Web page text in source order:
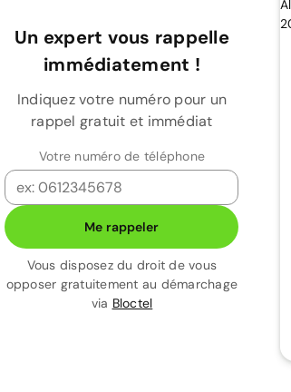
Un expert vous rappelle
immédiatement !
Indiquez votre numéro pour un
rappel gratuit et immédiat
Votre numéro de téléphone
Me rappeler
Vous disposez du droit de vous
opposer gratuitement au démarchage
via Bloctel